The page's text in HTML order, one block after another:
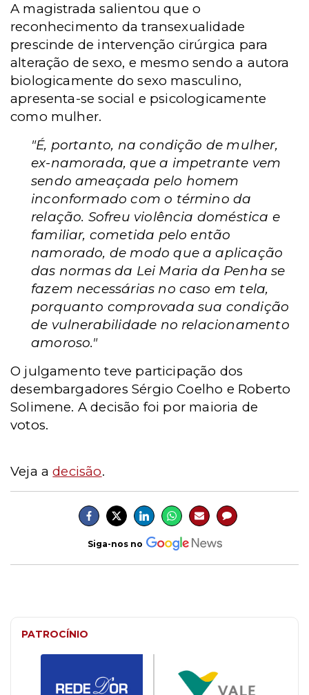
A magistrada salientou que o
reconhecimento da transexualidade
prescinde de intervenção cirúrgica para
alteração de sexo, e mesmo sendo a autora
biologicamente do sexo masculino,
apresenta-se social e psicologicamente
como mulher.
"É, portanto, na condição de mulher,
ex-namorada, que a impetrante vem
sendo ameaçada pelo homem
inconformado com o término da
relação. Sofreu violência doméstica e
familiar, cometida pelo então
namorado, de modo que a aplicação
das normas da Lei Maria da Penha se
fazem necessárias no caso em tela,
porquanto comprovada sua condição
de vulnerabilidade no relacionamento
amoroso."
O julgamento teve participação dos
desembargadores Sérgio Coelho e Roberto
Solimene. A decisão foi por maioria de
votos.
Veja adecisão.
Siga-nos no
PATROCÍNIO